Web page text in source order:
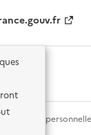
Données